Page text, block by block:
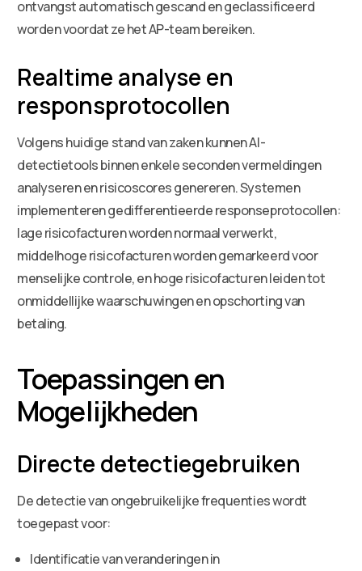
ontvangst automatisch gescand en geclassificeerd
worden voordat ze het AP-team bereiken.
Realtime analyse en
responsprotocollen
Volgens huidige stand van zaken kunnen AI-
detectietools binnen enkele seconden vermeldingen
analyseren en risicoscores genereren. Systemen
implementeren gedifferentieerde responseprotocollen:
lage risicofacturen worden normaal verwerkt,
middelhoge risicofacturen worden gemarkeerd voor
menselijke controle, en hoge risicofacturen leiden tot
onmiddellijke waarschuwingen en opschorting van
betaling.
Toepassingen en
Mogelijkheden
Directe detectiegebruiken
De detectie van ongebruikelijke frequenties wordt
toegepast voor:
Identificatie van veranderingen in